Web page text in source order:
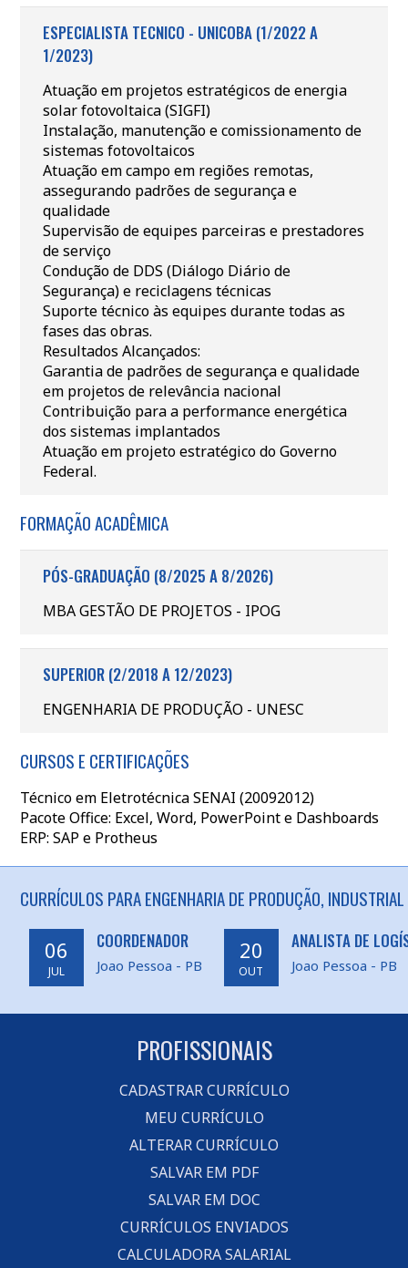
ESPECIALISTA TECNICO - UNICOBA (1/2022 A
1/2023)
Atuação em projetos estratégicos de energia
solar fotovoltaica (SIGFI)
Instalação, manutenção e comissionamento de
sistemas fotovoltaicos
Atuação em campo em regiões remotas,
assegurando padrões de segurança e
qualidade
Supervisão de equipes parceiras e prestadores
de serviço
Condução de DDS (Diálogo Diário de
Segurança) e reciclagens técnicas
Suporte técnico às equipes durante todas as
fases das obras.
Resultados Alcançados:
Garantia de padrões de segurança e qualidade
em projetos de relevância nacional
Contribuição para a performance energética
dos sistemas implantados
Atuação em projeto estratégico do Governo
Federal.
FORMAÇÃO ACADÊMICA
PÓS-GRADUAÇÃO (8/2025 A 8/2026)
MBA GESTÃO DE PROJETOS - IPOG
SUPERIOR (2/2018 A 12/2023)
ENGENHARIA DE PRODUÇÃO - UNESC
CURSOS E CERTIFICAÇÕES
Técnico em Eletrotécnica SENAI (20092012)
Pacote Office: Excel, Word, PowerPoint e Dashboards
ERP: SAP e Protheus
CURRÍCULOS PARA ENGENHARIA DE PRODUÇÃO,
06
JUL
COORDENADOR
Joao Pessoa - PB
20
OUT
ANALISTA DE
Joao Pessoa - PB
PROFISSIONAIS
CADASTRAR CURRÍCULO
MEU CURRÍCULO
ALTERAR CURRÍCULO
SALVAR EM PDF
SALVAR EM DOC
CURRÍCULOS ENVIADOS
CALCULADORA SALARIAL